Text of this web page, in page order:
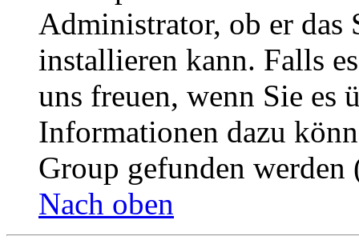
Administrator, ob er das
installieren kann. Falls
uns freuen, wenn Sie es
Informationen dazu
Group gefunden
Nach oben